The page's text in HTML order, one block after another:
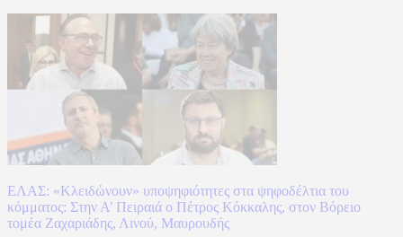
ΕΛΑΣ: «Κλειδώνουν» υποψηφιότητες στα ψηφοδέλτια του
κόμματος: Στην Α’ Πειραιά ο Πέτρος Κόκκαλης, στον Βόρειο
τομέα Ζαχαριάδης, Λινού, Μαυρουδής